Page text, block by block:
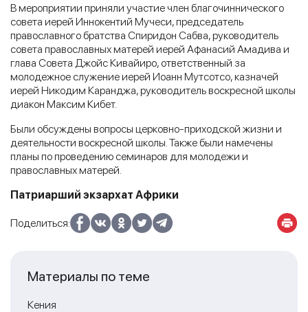
В мероприятии приняли участие член благочиннического
совета иерей Иннокентий Мучеси, председатель
православного братства Спиридон Сабва, руководитель
совета православных матерей иерей Афанасий Амадива и
глава Совета Джойс Кивайиро, ответственный за
молодежное служение иерей Иоанн Мутсотсо, казначей
иерей Никодим Каранджа, руководитель воскресной школы
диакон Максим Кибет.
Были обсуждены вопросы церковно-приходской жизни и
деятельности воскресной школы. Также были намечены
планы по проведению семинаров для молодежи и
православных матерей.
Патриарший экзархат Африки
Поделиться:
Материалы по теме
Кения